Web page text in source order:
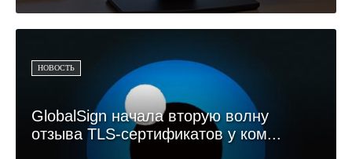
НОВОСТЬ
GlobalSign начала вторую волну
отзыва TLS-сертификатов у ком...